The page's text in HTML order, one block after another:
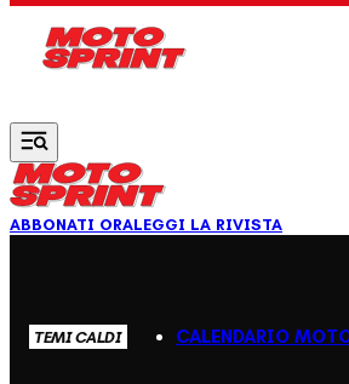
ABBONATI ORALEGGI LA RIVISTA
TEMI CALDI CALENDARIO